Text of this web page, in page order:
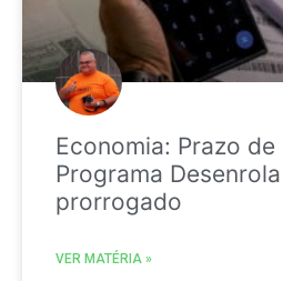
Economia: Prazo
Programa
prorrogado
VER MATÉRIA »